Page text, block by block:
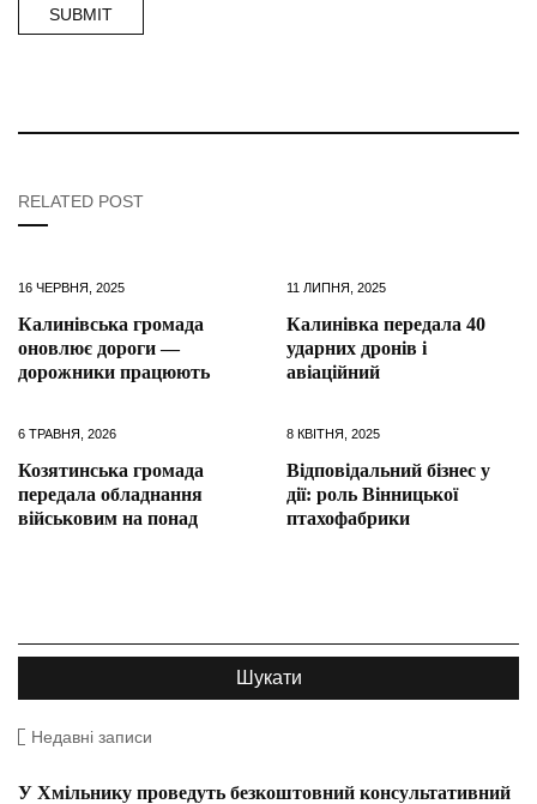
RELATED POST
16 ЧЕРВНЯ, 2025
Калинівська громада
оновлює дороги —
дорожники працюють
11 ЛИПНЯ, 2025
Калинівка передала 40
ударних дронів і
авіаційний
6 ТРАВНЯ, 2026
Козятинська громада
передала обладнання
військовим на понад
8 КВІТНЯ, 2025
Відповідальний бізнес у
дії: роль Вінницької
птахофабрики
Недавні записи
У Хмільнику проведуть безкоштовний консультативний